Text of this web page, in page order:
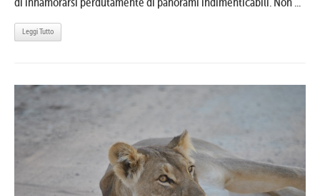
Leggi Tutto